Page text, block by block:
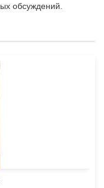
обсуждений.